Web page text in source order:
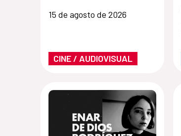
15 de agosto de 2026
CINE / AUDIOVISUAL